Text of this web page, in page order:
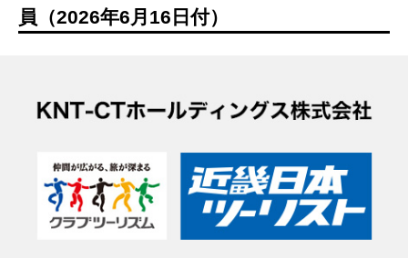
員（2026年6月16日付）